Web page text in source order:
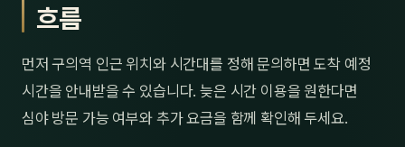
흐름
먼저 구의역 인근 위치와 시간대를 정해 문의하면 도착 예정
시간을 안내받을 수 있습니다. 늦은 시간 이용을 원한다면
심야 방문 가능 여부와 추가 요금을 함께 확인해 두세요.